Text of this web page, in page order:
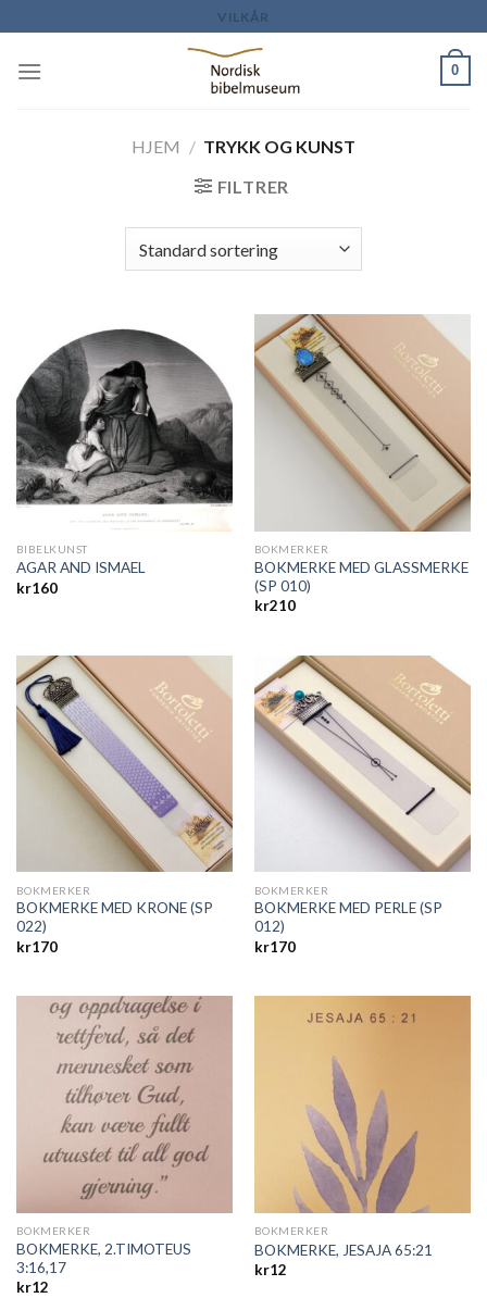
to
content
VILKÅR
0
HJEM / TRYKK OG KUNST
FILTRER
BIBELKUNST
AGAR AND ISMAEL
kr160
BOKMERKER
BOKMERKE MED GLASSMERKE
(SP 010)
kr210
BOKMERKER
BOKMERKE MED KRONE (SP
022)
kr170
BOKMERKER
BOKMERKE MED PERLE (SP
012)
kr170
BOKMERKER
BOKMERKE, 2.TIMOTEUS
3:16,17
kr12
BOKMERKER
BOKMERKE, JESAJA 65:21
kr12